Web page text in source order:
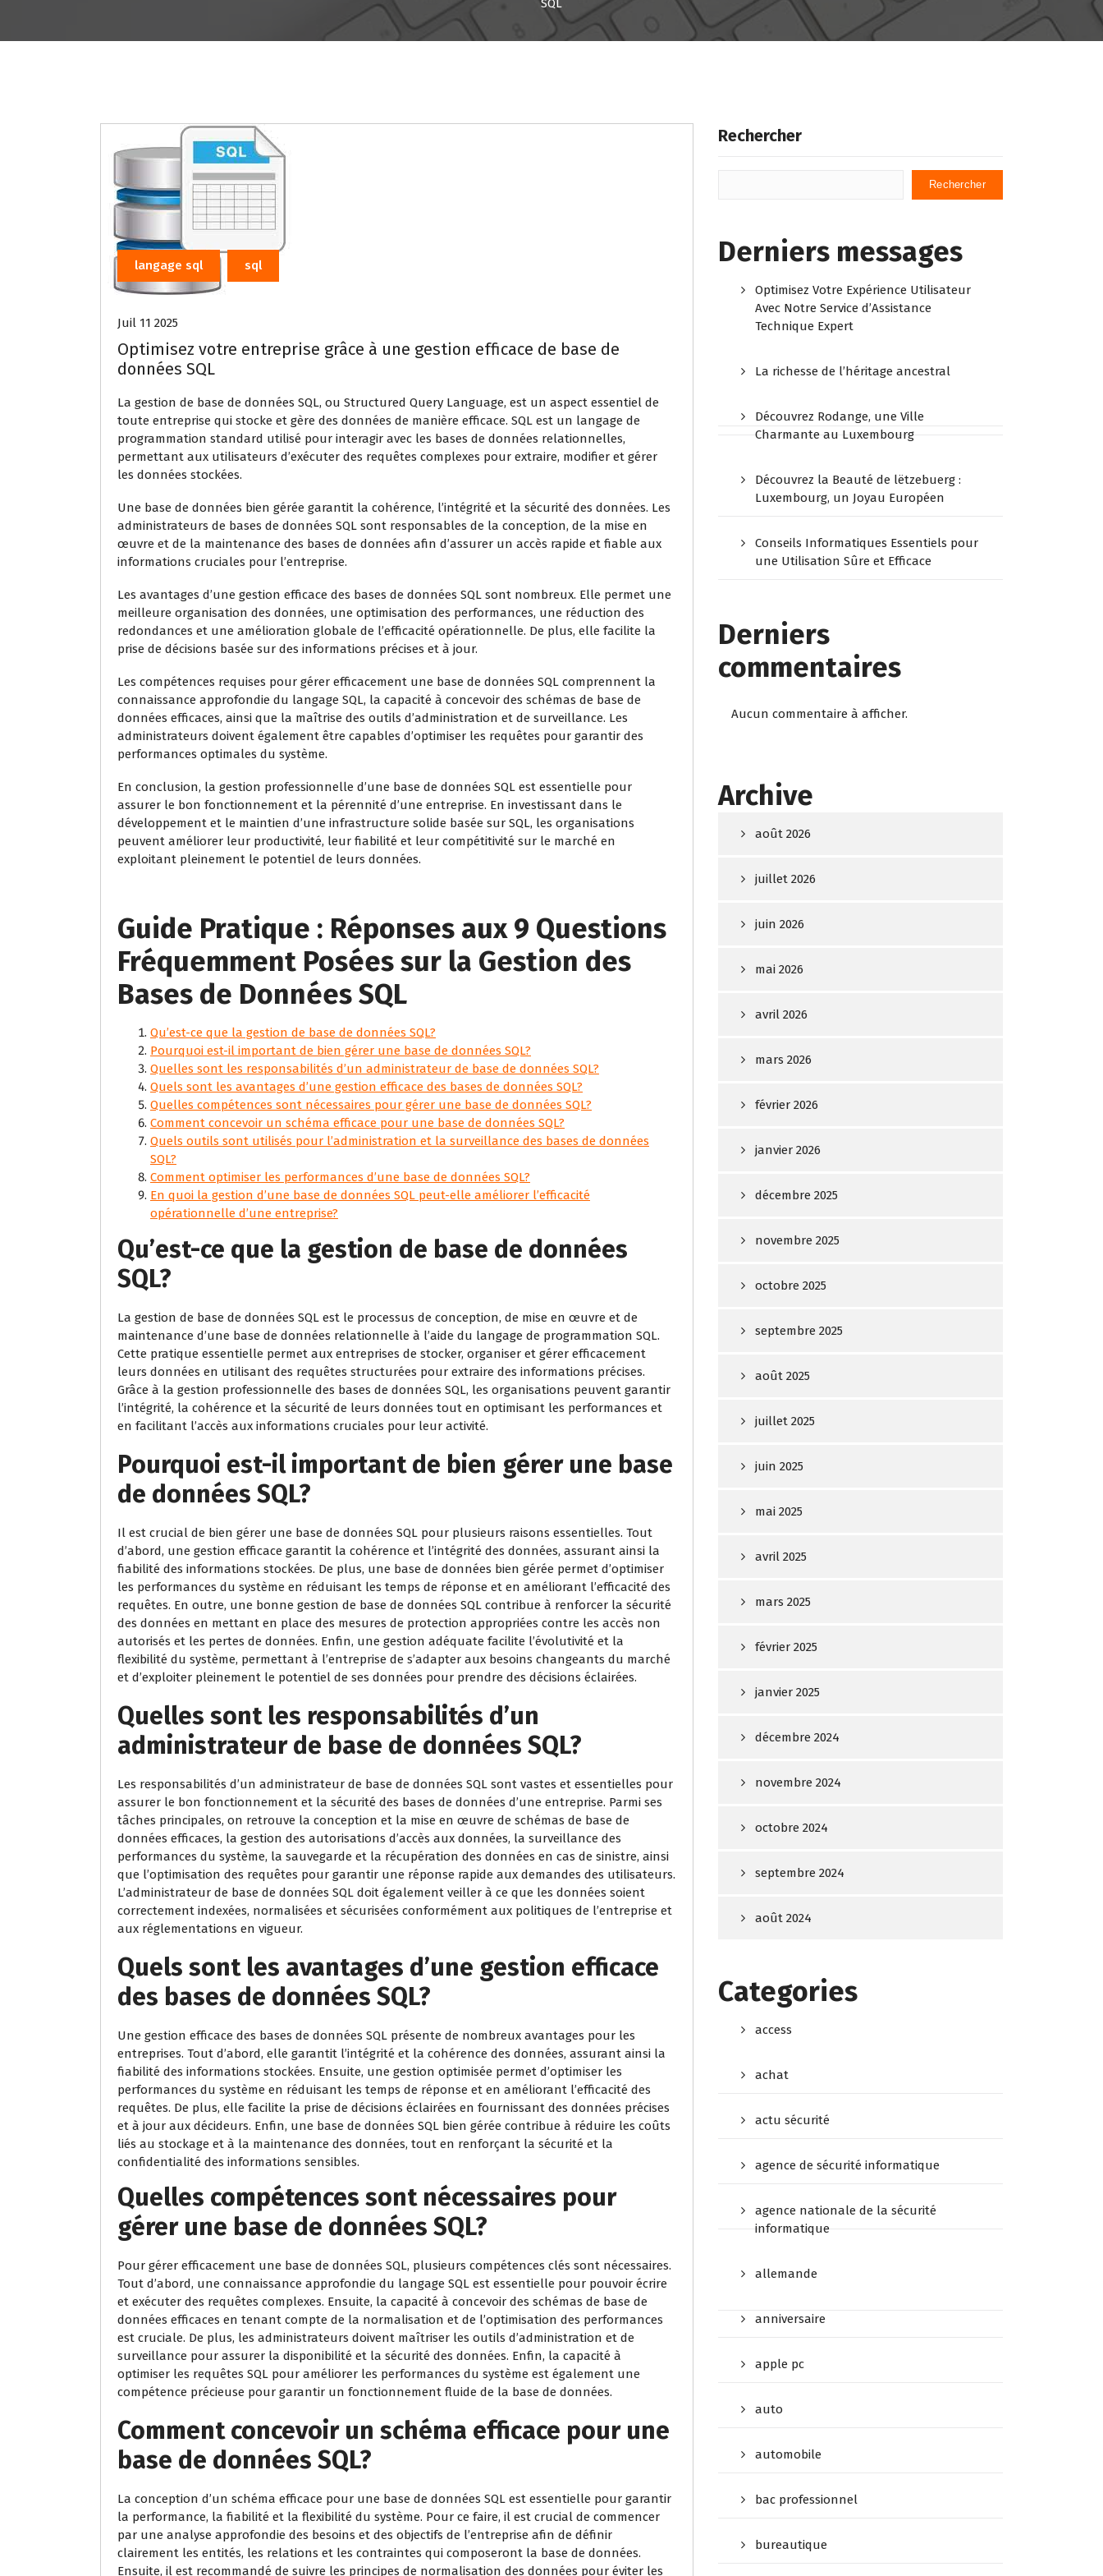
SQL
langage sql sql
Juil 11 2025
Optimisez votre entreprise grâce à une gestion efficace de base de
données SQL
La gestion de base de données SQL, ou Structured Query Language, est un aspect essentiel de
toute entreprise qui stocke et gère des données de manière efficace. SQL est un langage de
programmation standard utilisé pour interagir avec les bases de données relationnelles,
permettant aux utilisateurs d’exécuter des requêtes complexes pour extraire, modifier et gérer
les données stockées.
Une base de données bien gérée garantit la cohérence, l’intégrité et la sécurité des données. Les
administrateurs de bases de données SQL sont responsables de la conception, de la mise en
œuvre et de la maintenance des bases de données afin d’assurer un accès rapide et fiable aux
informations cruciales pour l’entreprise.
Les avantages d’une gestion efficace des bases de données SQL sont nombreux. Elle permet une
meilleure organisation des données, une optimisation des performances, une réduction des
redondances et une amélioration globale de l’efficacité opérationnelle. De plus, elle facilite la
prise de décisions basée sur des informations précises et à jour.
Les compétences requises pour gérer efficacement une base de données SQL comprennent la
connaissance approfondie du langage SQL, la capacité à concevoir des schémas de base de
données efficaces, ainsi que la maîtrise des outils d’administration et de surveillance. Les
administrateurs doivent également être capables d’optimiser les requêtes pour garantir des
performances optimales du système.
En conclusion, la gestion professionnelle d’une base de données SQL est essentielle pour
assurer le bon fonctionnement et la pérennité d’une entreprise. En investissant dans le
développement et le maintien d’une infrastructure solide basée sur SQL, les organisations
peuvent améliorer leur productivité, leur fiabilité et leur compétitivité sur le marché en
exploitant pleinement le potentiel de leurs données.
Guide Pratique : Réponses aux 9 Questions
Fréquemment Posées sur la Gestion des
Bases de Données SQL
Qu’est-ce que la gestion de base de données SQL?
Pourquoi est-il important de bien gérer une base de données SQL?
Quelles sont les responsabilités d’un administrateur de base de données SQL?
Quels sont les avantages d’une gestion efficace des bases de données SQL?
Quelles compétences sont nécessaires pour gérer une base de données SQL?
Comment concevoir un schéma efficace pour une base de données SQL?
Quels outils sont utilisés pour l’administration et la surveillance des bases de données
SQL?
Comment optimiser les performances d’une base de données SQL?
En quoi la gestion d’une base de données SQL peut-elle améliorer l’efficacité
opérationnelle d’une entreprise?
Qu’est-ce que la gestion de base de données
SQL?
La gestion de base de données SQL est le processus de conception, de mise en œuvre et de
maintenance d’une base de données relationnelle à l’aide du langage de programmation SQL.
Cette pratique essentielle permet aux entreprises de stocker, organiser et gérer efficacement
leurs données en utilisant des requêtes structurées pour extraire des informations précises.
Grâce à la gestion professionnelle des bases de données SQL, les organisations peuvent garantir
l’intégrité, la cohérence et la sécurité de leurs données tout en optimisant les performances et
en facilitant l’accès aux informations cruciales pour leur activité.
Pourquoi est-il important de bien gérer une base
de données SQL?
Il est crucial de bien gérer une base de données SQL pour plusieurs raisons essentielles. Tout
d’abord, une gestion efficace garantit la cohérence et l’intégrité des données, assurant ainsi la
fiabilité des informations stockées. De plus, une base de données bien gérée permet d’optimiser
les performances du système en réduisant les temps de réponse et en améliorant l’efficacité des
requêtes. En outre, une bonne gestion de base de données SQL contribue à renforcer la sécurité
des données en mettant en place des mesures de protection appropriées contre les accès non
autorisés et les pertes de données. Enfin, une gestion adéquate facilite l’évolutivité et la
flexibilité du système, permettant à l’entreprise de s’adapter aux besoins changeants du marché
et d’exploiter pleinement le potentiel de ses données pour prendre des décisions éclairées.
Quelles sont les responsabilités d’un
administrateur de base de données SQL?
Les responsabilités d’un administrateur de base de données SQL sont vastes et essentielles pour
assurer le bon fonctionnement et la sécurité des bases de données d’une entreprise. Parmi ses
tâches principales, on retrouve la conception et la mise en œuvre de schémas de base de
données efficaces, la gestion des autorisations d’accès aux données, la surveillance des
performances du système, la sauvegarde et la récupération des données en cas de sinistre, ainsi
que l’optimisation des requêtes pour garantir une réponse rapide aux demandes des utilisateurs.
L’administrateur de base de données SQL doit également veiller à ce que les données soient
correctement indexées, normalisées et sécurisées conformément aux politiques de l’entreprise et
aux réglementations en vigueur.
Quels sont les avantages d’une gestion efficace
des bases de données SQL?
Une gestion efficace des bases de données SQL présente de nombreux avantages pour les
entreprises. Tout d’abord, elle garantit l’intégrité et la cohérence des données, assurant ainsi la
fiabilité des informations stockées. Ensuite, une gestion optimisée permet d’optimiser les
performances du système en réduisant les temps de réponse et en améliorant l’efficacité des
requêtes. De plus, elle facilite la prise de décisions éclairées en fournissant des données précises
et à jour aux décideurs. Enfin, une base de données SQL bien gérée contribue à réduire les coûts
liés au stockage et à la maintenance des données, tout en renforçant la sécurité et la
confidentialité des informations sensibles.
Quelles compétences sont nécessaires pour
gérer une base de données SQL?
Pour gérer efficacement une base de données SQL, plusieurs compétences clés sont nécessaires.
Tout d’abord, une connaissance approfondie du langage SQL est essentielle pour pouvoir écrire
et exécuter des requêtes complexes. Ensuite, la capacité à concevoir des schémas de base de
données efficaces en tenant compte de la normalisation et de l’optimisation des performances
est cruciale. De plus, les administrateurs doivent maîtriser les outils d’administration et de
surveillance pour assurer la disponibilité et la sécurité des données. Enfin, la capacité à
optimiser les requêtes SQL pour améliorer les performances du système est également une
compétence précieuse pour garantir un fonctionnement fluide de la base de données.
Comment concevoir un schéma efficace pour une
base de données SQL?
La conception d’un schéma efficace pour une base de données SQL est essentielle pour garantir
la performance, la fiabilité et la flexibilité du système. Pour ce faire, il est crucial de commencer
par une analyse approfondie des besoins et des objectifs de l’entreprise afin de définir
clairement les entités, les relations et les contraintes qui composeront la base de données.
Ensuite, il est recommandé de suivre les principes de normalisation des données pour éviter les
Rechercher
Rechercher
Derniers messages
Optimisez Votre Expérience Utilisateur
Avec Notre Service d’Assistance
Technique Expert
La richesse de l’héritage ancestral
Découvrez Rodange, une Ville
Charmante au Luxembourg
Découvrez la Beauté de lëtzebuerg :
Luxembourg, un Joyau Européen
Conseils Informatiques Essentiels pour
une Utilisation Sûre et Efficace
Derniers
commentaires
Aucun commentaire à afficher.
Archive
août 2026
juillet 2026
juin 2026
mai 2026
avril 2026
mars 2026
février 2026
janvier 2026
décembre 2025
novembre 2025
octobre 2025
septembre 2025
août 2025
juillet 2025
juin 2025
mai 2025
avril 2025
mars 2025
février 2025
janvier 2025
décembre 2024
novembre 2024
octobre 2024
septembre 2024
août 2024
Categories
access
achat
actu sécurité
agence de sécurité informatique
agence nationale de la sécurité
informatique
allemande
anniversaire
apple pc
auto
automobile
bac professionnel
bureautique